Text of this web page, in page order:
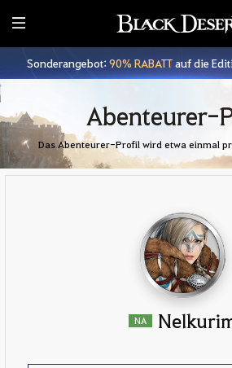
A
l
l Sonderangebot:90% RABATTauf die
Abenteurer-
Das Abenteurer-Profil wird etwa einmal
NA